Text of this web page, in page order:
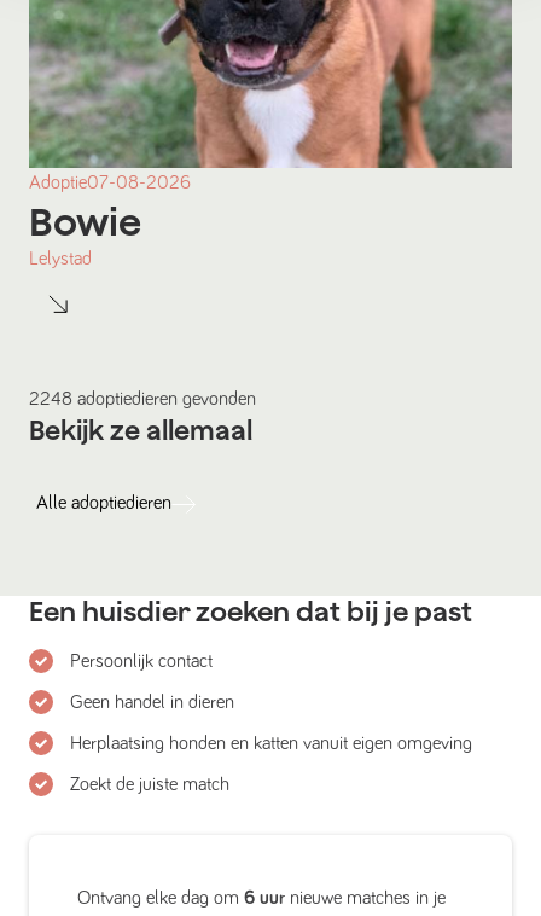
Adoptie07-08-2026
Bowie
Lelystad
2248 adoptiedieren gevonden
Bekijk ze allemaal
Alle adoptiedieren
Een huisdier zoeken dat bij je past
Persoonlijk contact
Geen handel in dieren
Herplaatsing honden en katten vanuit eigen omgeving
Zoekt de juiste match
Ontvang elke dag om 6 uur nieuwe matches in je